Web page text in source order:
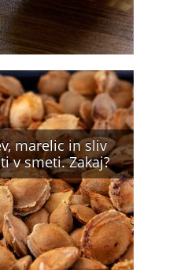
marelic in sliv
v smeti. Zakaj?